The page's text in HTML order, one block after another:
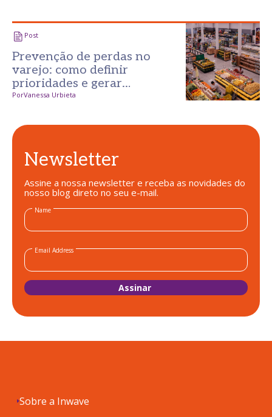
Post
Prevenção de perdas no
varejo: como definir
prioridades e gerar
resultados desde o primeiro
PorVanessa Urbieta
Newsletter
Assine a nossa newsletter e receba as novidades do
nosso blog direto no seu e-mail.
Name
Email Address
Sobre a Inwave